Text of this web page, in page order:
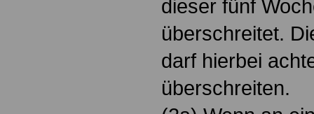
dieser fünf
überschreitet.
darf hierbei
überschreiten.